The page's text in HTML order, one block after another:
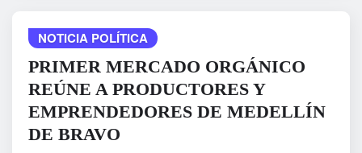
NOTICIA POLÍTICA
PRIMER MERCADO ORGÁNICO
REÚNE A PRODUCTORES Y
EMPRENDEDORES DE MEDELLÍN
DE BRAVO